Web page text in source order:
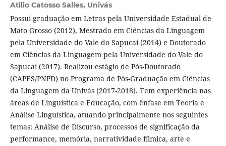
Atilio Catosso Salles, Univás
Possui graduação em Letras pela Universidade Estadual de
Mato Grosso (2012), Mestrado em Ciências da Linguagem
pela Universidade do Vale do Sapucaí (2014) e Doutorado
em Ciências da Linguagem pela Universidade do Vale do
Sapucaí (2017). Realizou estágio de Pós-Doutorado
(CAPES/PNPD) no Programa de Pós-Graduação em Ciências
da Linguagem da Univás (2017-2018). Tem experiência nas
áreas de Linguística e Educação, com ênfase em Teoria e
Análise Linguística, atuando principalmente nos seguintes
temas: Análise de Discurso, processos de significação da
performance, memória, narratividade fílmica, arte e